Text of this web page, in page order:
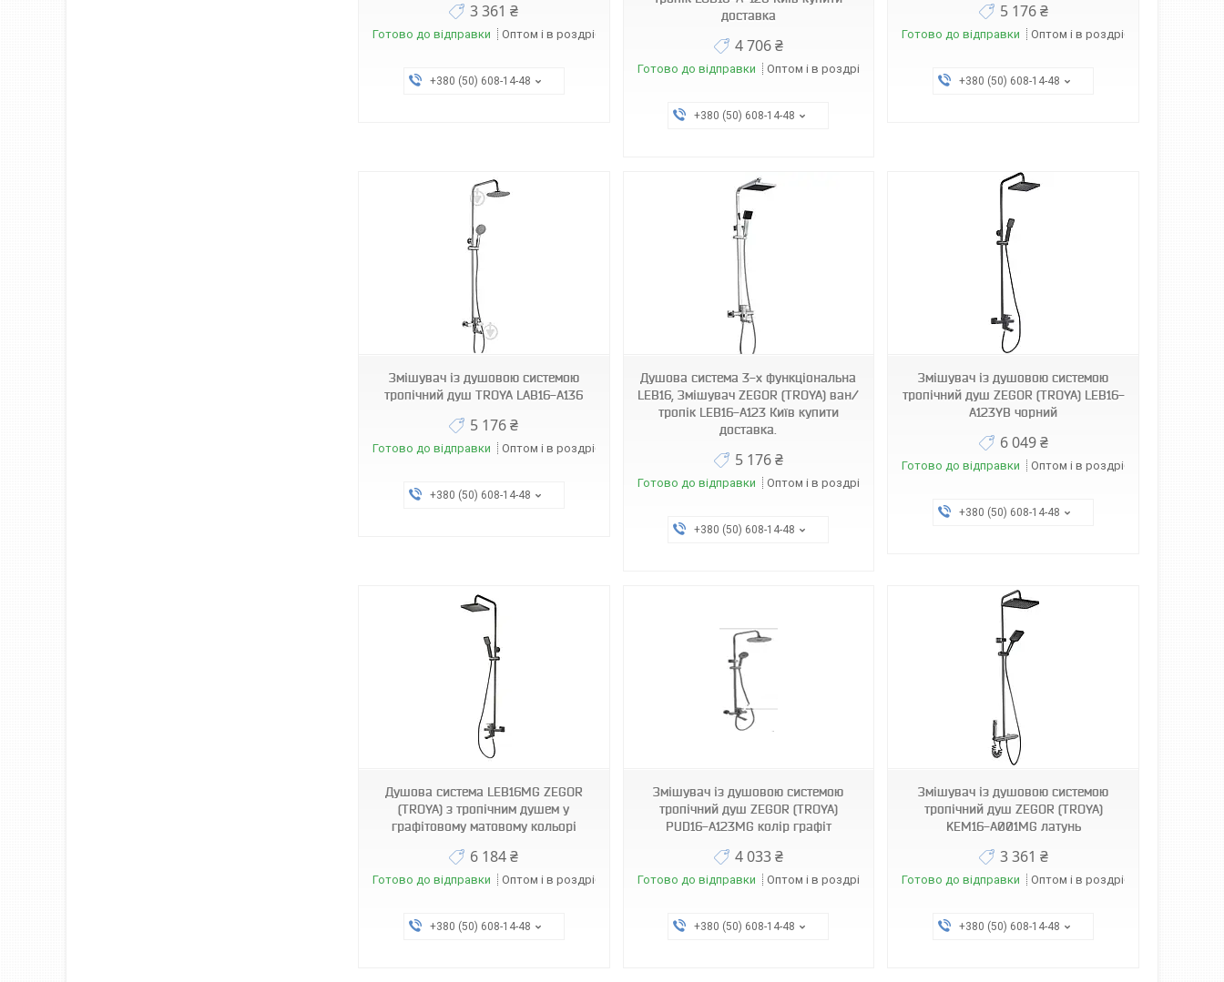
3 361 ₴
Готово до відправки Оптом і в роздріб
+380 (50) 608-14-48
доставка
4 706 ₴
Готово до відправки Оптом і в роздріб
+380 (50) 608-14-48
5 176 ₴
Готово до відправки Оптом і в роздріб
+380 (50) 608-14-48
Змішувач із душовою системою
тропічний душ TROYA LAB16-A136
5 176 ₴
Готово до відправки Оптом і в роздріб
+380 (50) 608-14-48
Душова система 3-х функціональна
LEB16, Змішувач ZEGOR (TROYA) ван/
тропік LEB16-A123 Київ купити
доставка.
5 176 ₴
Готово до відправки Оптом і в роздріб
+380 (50) 608-14-48
Змішувач із душовою системою
тропічний душ ZEGOR (TROYA) LEB16-
A123YB чорний
6 049 ₴
Готово до відправки Оптом і в роздріб
+380 (50) 608-14-48
Душова система LEB16MG ZEGOR
(TROYA) з тропічним душем у
графітовому матовому кольорі
6 184 ₴
Готово до відправки Оптом і в роздріб
+380 (50) 608-14-48
Змішувач із душовою системою
тропічний душ ZEGOR (TROYA)
PUD16-A123MG колір графіт
4 033 ₴
Готово до відправки Оптом і в роздріб
+380 (50) 608-14-48
Змішувач із душовою системою
тропічний душ ZEGOR (TROYA)
KEM16-A001MG латунь
3 361 ₴
Готово до відправки Оптом і в роздріб
+380 (50) 608-14-48